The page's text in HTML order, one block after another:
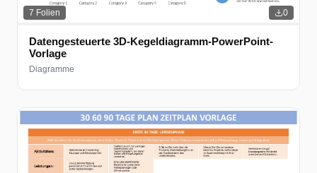
7 Folien 0
Datengesteuerte 3D-Kegeldiagramm-PowerPoint-
Vorlage
Diagramme